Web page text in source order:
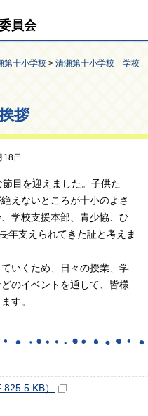
員会
第十小学校 > 清瀬第十小学校 学校
拶
日
目を迎えました。子供た
えないところが十小のよさ
学校支援本部、青少協、ひ
年支えられてきた証と考えま
いくため、日々の授業、学
のイベントを通して、皆様
す。
KB）